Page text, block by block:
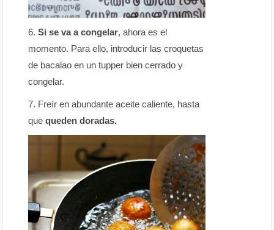
Si se va a congelar, ahora es el
momento. Para ello, introducir las croquetas
de bacalao en un tupper bien cerrado y
congelar.
Freír en abundante aceite caliente, hasta
que queden doradas.